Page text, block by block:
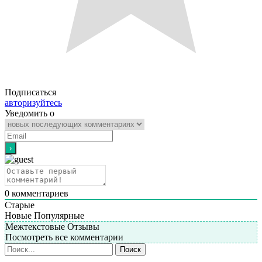
Подписаться
авторизуйтесь
Уведомить о
0 комментариев
Старые
Новые Популярные
Межтекстовые Отзывы
Посмотреть все комментарии